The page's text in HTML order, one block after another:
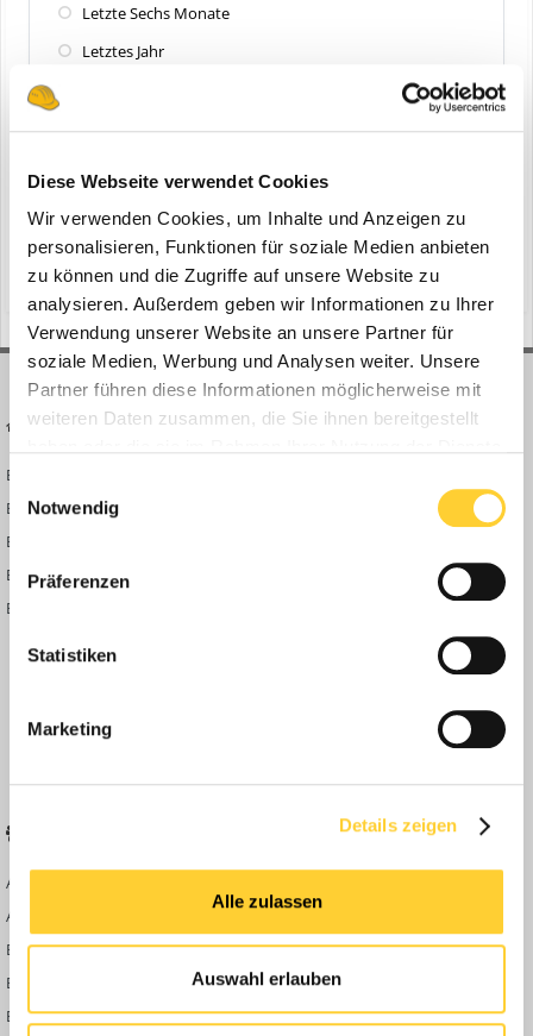
Diese Webseite verwendet Cookies
Wir verwenden Cookies, um Inhalte und Anzeigen zu
personalisieren, Funktionen für soziale Medien anbieten
zu können und die Zugriffe auf unsere Website zu
analysieren. Außerdem geben wir Informationen zu Ihrer
Verwendung unserer Website an unsere Partner für
soziale Medien, Werbung und Analysen weiter. Unsere
Partner führen diese Informationen möglicherweise mit
weiteren Daten zusammen, die Sie ihnen bereitgestellt
Einwilligungsauswahl
Notwendig
Präferenzen
Statistiken
Marketing
Details zeigen
Alle zulassen
Auswahl erlauben
Letzte Sechs Monate
Letztes Jahr
Suche starten
BAUFORUM24
Bauforum24 News
Bauforum24 TV
BF24 Mediathek
BF24 Fotostrecken
Bauforum Shop
FORUM LINKS
Abbruch
Ausbildung & Beruf
Bau Allgemein
Baumaschinen
Berg- & Tagebau
KONTAKT
Bauforum24
Kontakt
Impressum
Datenschutzerklärung